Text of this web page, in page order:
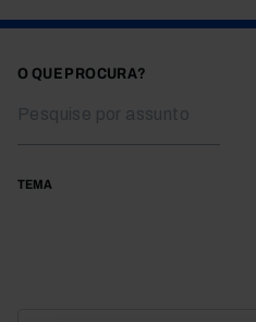
O QUE PROCURA?
TEMA